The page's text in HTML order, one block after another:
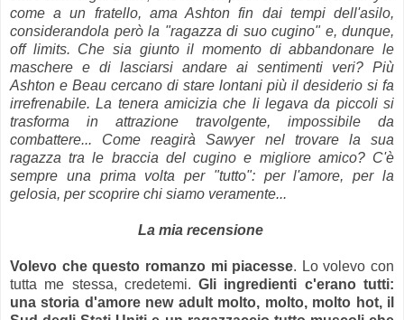
come a un fratello, ama Ashton fin dai tempi dell'asilo,
considerandola però la "ragazza di suo cugino" e, dunque,
off limits. Che sia giunto il momento di abbandonare le
maschere e di lasciarsi andare ai sentimenti veri? Più
Ashton e Beau cercano di stare lontani più il desiderio si fa
irrefrenabile. La tenera amicizia che li legava da piccoli si
trasforma in attrazione travolgente, impossibile da
combattere... Come reagirà Sawyer nel trovare la sua
ragazza tra le braccia del cugino e migliore amico? C'è
sempre una prima volta per "tutto": per l'amore, per la
gelosia, per scoprire chi siamo veramente...
La mia recensione
Volevo che questo romanzo mi piacesse. Lo volevo con
tutta me stessa, credetemi.Gli ingredienti c'erano tutti:
una storia d'amore new adult molto, molto, molto hot, il